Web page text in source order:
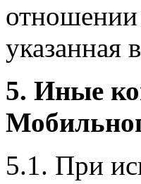
отношении
указанная
5. Иные
5.1. При